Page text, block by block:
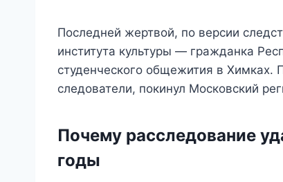
Последней жертвой, по версии
института культуры — гражданка
студенческого общежития в Химках.
следователи, покинул Московский
Почему расследование
годы